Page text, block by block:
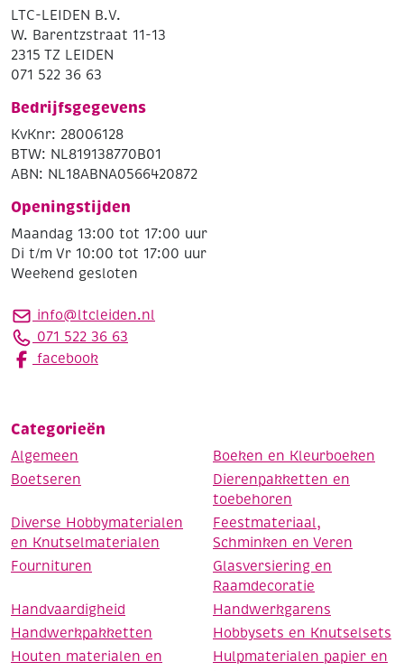
LTC-LEIDEN B.V.
W. Barentzstraat 11-13
2315 TZ LEIDEN
071 522 36 63
Bedrijfsgegevens
KvKnr: 28006128
BTW: NL819138770B01
ABN: NL18ABNA0566420872
Openingstijden
Maandag 13:00 tot 17:00 uur
Di t/m Vr 10:00 tot 17:00 uur
Weekend gesloten
info@ltcleiden.nl
071 522 36 63
facebook
Categorieën
Algemeen
Boeken en Kleurboeken
Boetseren
Dierenpakketten en
toebehoren
Diverse Hobbymaterialen
en Knutselmaterialen
Feestmateriaal,
Schminken en Veren
Fournituren
Glasversiering en
Raamdecoratie
Handvaardigheid
Handwerkgarens
Handwerkpakketten
Hobbysets en Knutselsets
Houten materialen en
Hulpmaterialen papier en